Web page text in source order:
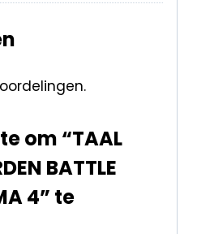
om “TAAL
BATTLE
4” te